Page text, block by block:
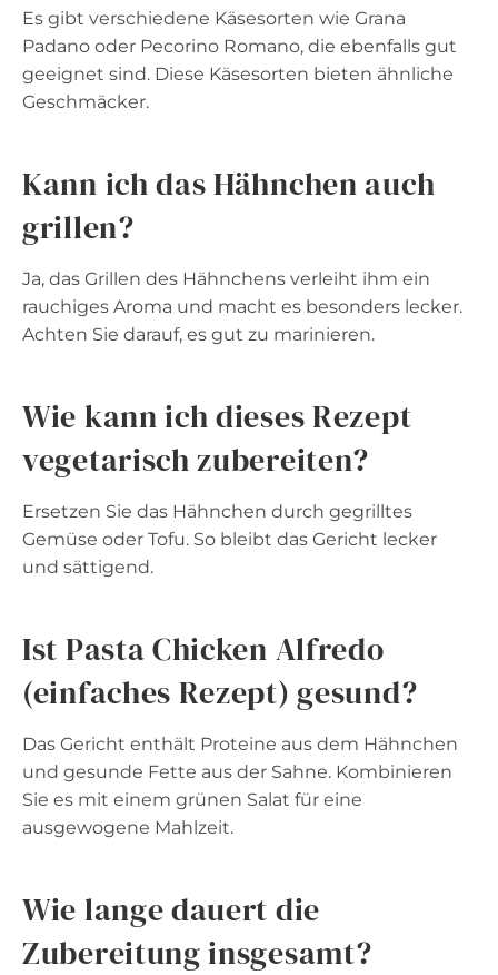
Es gibt verschiedene Käsesorten wie Grana
Padano oder Pecorino Romano, die ebenfalls gut
geeignet sind. Diese Käsesorten bieten ähnliche
Geschmäcker.
Kann ich das Hähnchen auch
grillen?
Ja, das Grillen des Hähnchens verleiht ihm ein
rauchiges Aroma und macht es besonders lecker.
Achten Sie darauf, es gut zu marinieren.
Wie kann ich dieses Rezept
vegetarisch zubereiten?
Ersetzen Sie das Hähnchen durch gegrilltes
Gemüse oder Tofu. So bleibt das Gericht lecker
und sättigend.
Ist Pasta Chicken Alfredo
(einfaches Rezept) gesund?
Das Gericht enthält Proteine aus dem Hähnchen
und gesunde Fette aus der Sahne. Kombinieren
Sie es mit einem grünen Salat für eine
ausgewogene Mahlzeit.
Wie lange dauert die
Zubereitung insgesamt?